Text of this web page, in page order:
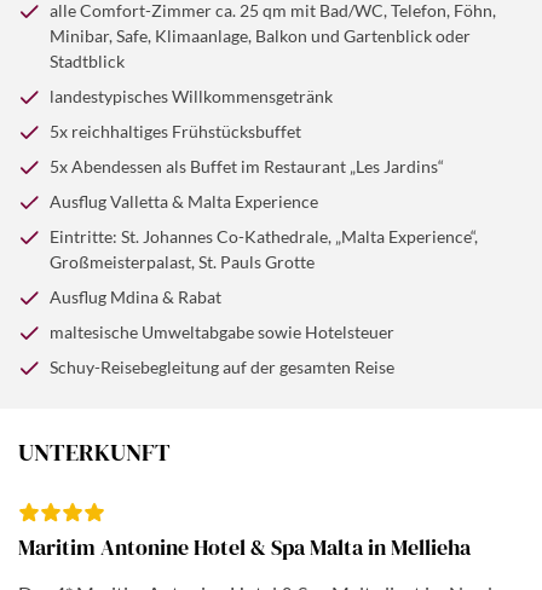
der Besuch der St.-Johannes-Co-Kathedrale. Neben den
kunstvollen Grabplatten beeindruckt hier vor allem das
weltberühmte Gemälde „Die Enthauptung Johannes
des Täufers“ von Caravaggio - das bedeutendste
Kunstwerk der Insel. Anschließend besichtigen Sie den
heute ein Symbol maltesischer Geschichte. Danach
bleibt Zeit für eigene Entdeckungen und einen
entspannten Bummel durch die festlich geschmückte
Altstadt. Am Abend kehren Sie ins Hotel zurück, wo ein
gemeinsames Abendessen den erlebnisreichen Tag in
angenehmer Atmosphäre abrundet.
Abenteuer sein!
alle Comfort-Zimmer ca. 25 qm mit Bad/WC, Telefon, Föhn,
Minibar, Safe, Klimaanlage, Balkon und Gartenblick oder
Stadtblick
landestypisches Willkommensgetränk
5x reichhaltiges Frühstücksbuffet
5x Abendessen als Buffet im Restaurant „Les Jardins“
Ausflug Valletta & Malta Experience
Eintritte: St. Johannes Co-Kathedrale, „Malta Experience“,
Großmeisterpalast, St. Pauls Grotte
Ausflug Mdina & Rabat
maltesische Umweltabgabe sowie Hotelsteuer
Schuy-Reisebegleitung auf der gesamten Reise
UNTERKUNFT
Maritim Antonine Hotel & Spa Malta in Mellieha